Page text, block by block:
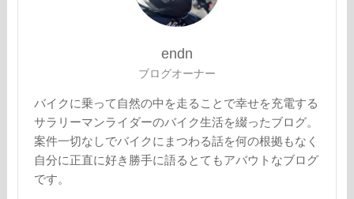
endn
ブログオーナー
バイクに乗って自然の中を走ることで幸せを充電する
サラリーマンライダーのバイク生活を綴ったブログ。
案件一切なしでバイクにまつわる話を何の根拠もなく
自分に正直に好き勝手に語るとてもアバウトなブログ
です。